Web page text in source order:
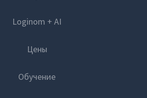
Loginom + AI
Цены
Обучение